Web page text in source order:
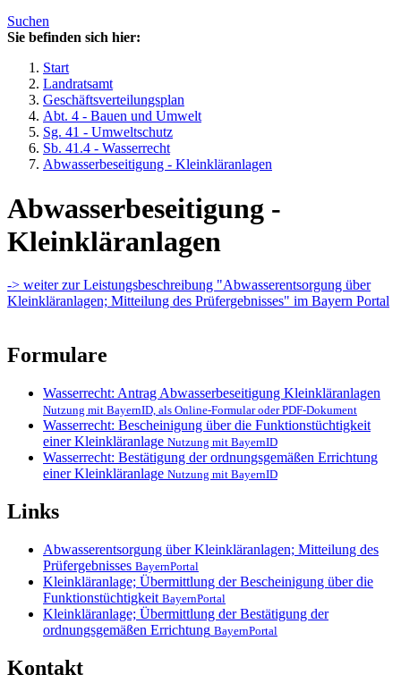
Suchen
Sie befinden sich hier:
Start
Landratsamt
Geschäftsverteilungsplan
Abt. 4 - Bauen und Umwelt
Sg. 41 - Umweltschutz
Sb. 41.4 - Wasserrecht
Abwasserbeseitigung - Kleinkläranlagen
Abwasserbeseitigung -
Kleinkläranlagen
-> weiter zur Leistungsbeschreibung "Abwasserentsorgung über
Kleinkläranlagen; Mitteilung des Prüfergebnisses" im Bayern Portal
Formulare
Wasserrecht: Antrag Abwasserbeseitigung Kleinkläranlagen
Nutzung mit BayernID, als Online-Formular oder PDF-Dokument
Wasserrecht: Bescheinigung über die Funktionstüchtigkeit
einer Kleinkläranlage Nutzung mit BayernID
Wasserrecht: Bestätigung der ordnungsgemäßen Errichtung
einer Kleinkläranlage Nutzung mit BayernID
Links
Abwasserentsorgung über Kleinkläranlagen; Mitteilung des
Prüfergebnisses BayernPortal
Kleinkläranlage; Übermittlung der Bescheinigung über die
Funktionstüchtigkeit BayernPortal
Kleinkläranlage; Übermittlung der Bestätigung der
ordnungsgemäßen Errichtung BayernPortal
Kontakt